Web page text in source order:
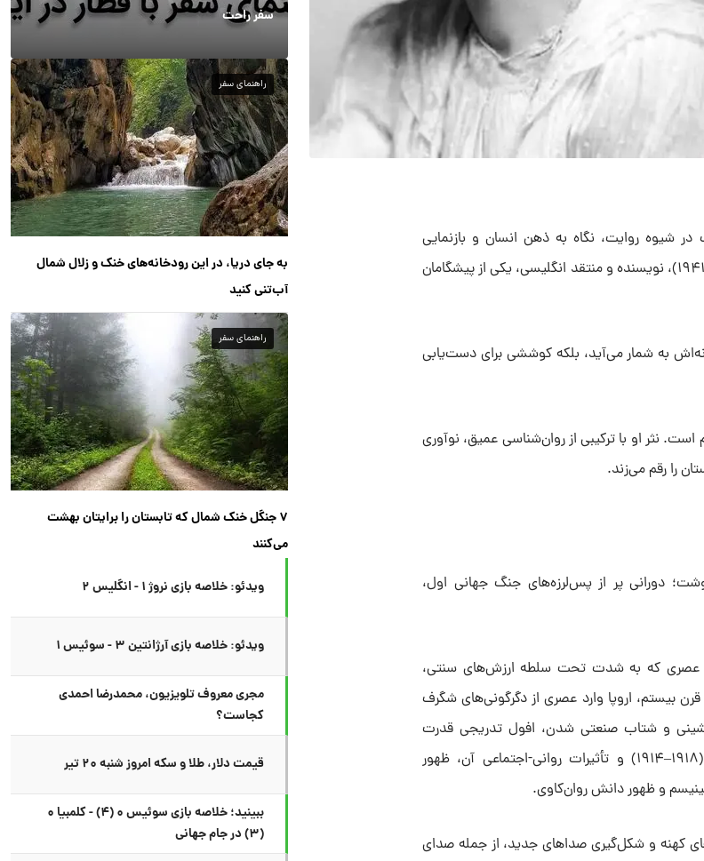
شیوه‌ روایت، نگاه به ذهن انسان و بازنمایی
تجربه‌های فردی بود؛ تحولی که ویرجینیا وولف (۱۸۸۲–۱۹۴۱)، نویسنده و منتقد انگلیسی، یکی از پیشگامان
به شمار می‌آید، بلکه کوششی‌ برای دست‌یابی
نثر او با ترکیبی از روان‌شناسی عمیق، نوآوری
را رقم می‌زند.
بیشتر آثارش را در دهه‌های ۱۹۲۰ و ۱۹۳۰ نوشت؛ دورانی پر از پس‌لرزه‌های جنگ جهانی اول،
ویکتوریا (۱۸۳۷–۱۹۰۱) زاده شد؛ عصری که به شدت تحت سلطه‌ ارزش‌های سنتی،
قرن بیستم، اروپا وارد عصری از دگرگونی‌های شگرف
و شتاب صنعتی شدن، افول تدریجی قدرت
امپراتوری انگلیس، شوک ویرانگر جنگ جهانی اول (۱۹۱۸–۱۹۱۴) و تأثیرات روانی-اجتماعی آن، ظهور
و ظهور دانش روان‌کاوی.
کهنه و شکل‌گیری صداهای جدید، از جمله صدای
سفر راحت
راهنمای سفر
به جای دریا، در این رودخانه‌های خنک و زلال شمال
آب‌تنی کنید
راهنمای سفر
۷ جنگل خنک شمال که تابستان را برایتان بهشت
می‌کنند
ویدئو: خلاصه بازی نروژ ۱ - انگلیس ۲
ویدئو: خلاصه بازی آرژانتین ۳ - سوئیس ۱
مجری معروف تلویزیون، محمدرضا احمدی
کجاست؟
قیمت دلار، طلا و سکه امروز شنبه ۲۰ تیر
ببینید؛ خلاصه بازی سوئیس ۰ (۴) - کلمبیا ۰
(۳) در جام جهانی